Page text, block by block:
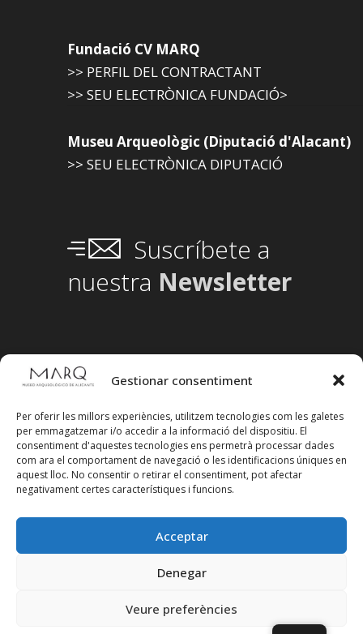
Gestionar consentiment
Per oferir les millors experiències, utilitzem tecnologies com les galetes
per emmagatzemar i/o accedir a la informació del dispositiu. El
consentiment d'aquestes tecnologies ens permetrà processar dades
com ara el comportament de navegació o les identificacions úniques en
aquest lloc. No consentir o retirar el consentiment, pot afectar
negativament certes característiques i funcions.
Acceptar
Denegar
Veure preferències
Fundació CV MARQ
>> PERFIL DEL CONTRACTANT
>> SEU ELECTRÒNICA FUNDACIÓ>
Museu Arqueològic (Diputació d'Alacant)
>> SEU ELECTRÒNICA DIPUTACIÓ
Suscríbete a
nuestra Newsletter
Segueix-nos en xarxes socials